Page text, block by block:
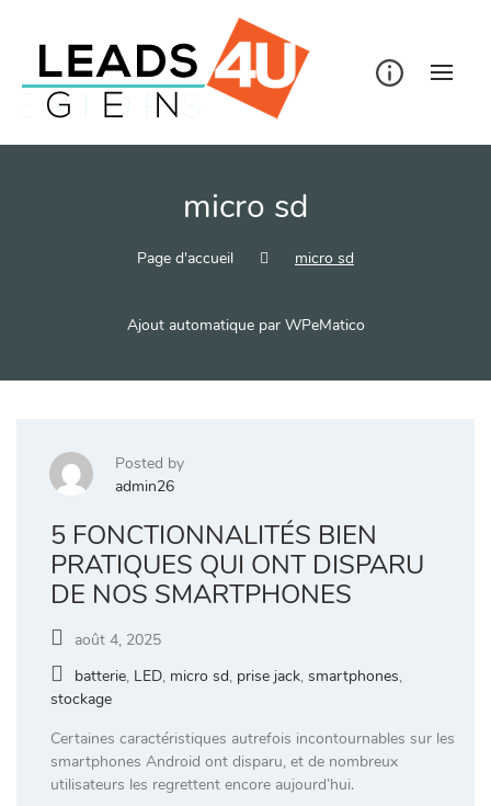
micro sd
Page d'accueil micro sd
Ajout automatique par WPeMatico
Posted by
admin26
5 FONCTIONNALITÉS BIEN
PRATIQUES QUI ONT DISPARU
DE NOS SMARTPHONES
août 4, 2025
batterie, LED, micro sd, prise jack, smartphones,
stockage
Certaines caractéristiques autrefois incontournables sur les
smartphones Android ont disparu, et de nombreux
utilisateurs les regrettent encore aujourd’hui.